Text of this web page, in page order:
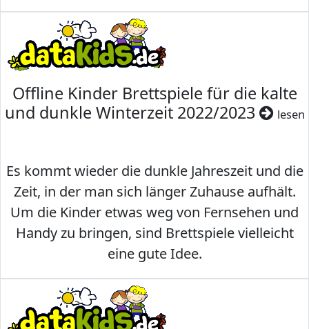
Offline Kinder Brettspiele für die kalte
und dunkle Winterzeit 2022/2023
lesen
Es kommt wieder die dunkle Jahreszeit und die
Zeit, in der man sich länger Zuhause aufhält.
Um die Kinder etwas weg von Fernsehen und
Handy zu bringen, sind Brettspiele vielleicht
eine gute Idee.